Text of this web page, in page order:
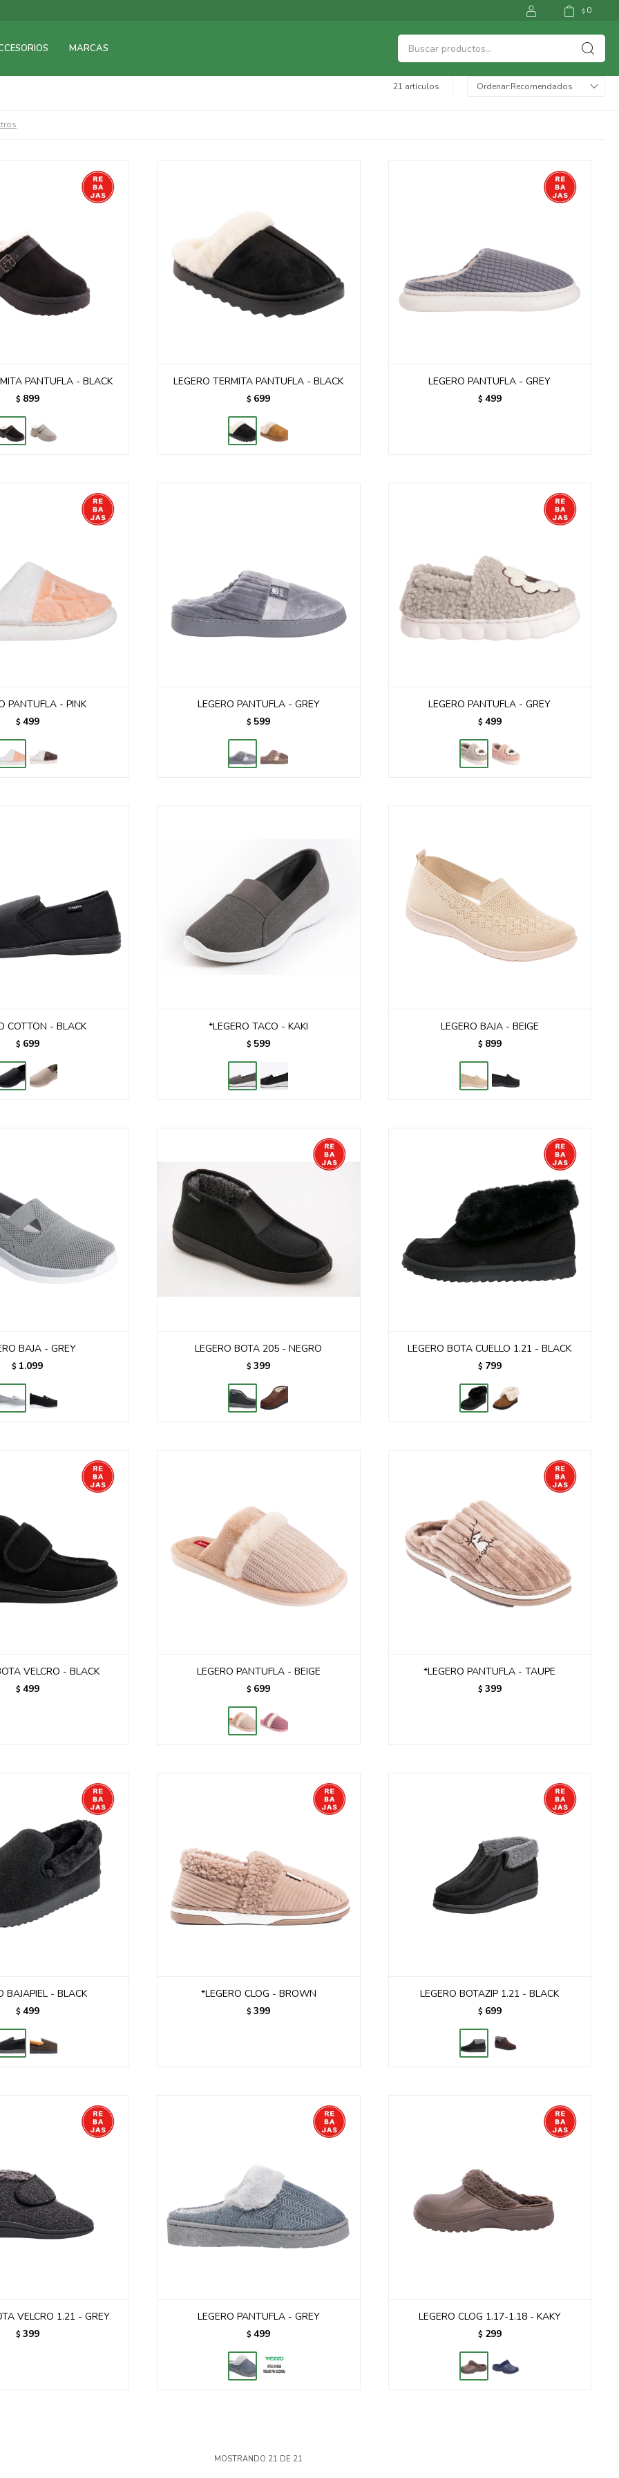
MARCAS
$ 0
21 artículos Recomendados
PANTUFLA - BLACK
$ 899
LEGERO TERMITA PANTUFLA - BLACK
$ 699
LEGERO PANTUFLA - GREY
$ 499
PANTUFLA - PINK
$ 499
LEGERO PANTUFLA - GREY
$ 599
LEGERO PANTUFLA - GREY
$ 499
COTTON - BLACK
$ 699
*LEGERO TACO - KAKI
$ 599
LEGERO BAJA - BEIGE
$ 899
BAJA - GREY
$ 1.099
LEGERO BOTA 205 - NEGRO
$ 399
LEGERO BOTA CUELLO 1.21 - BLACK
$ 799
VELCRO - BLACK
$ 499
LEGERO PANTUFLA - BEIGE
$ 699
*LEGERO PANTUFLA - TAUPE
$ 399
BAJAPIEL - BLACK
$ 499
*LEGERO CLOG - BROWN
$ 399
LEGERO BOTAZIP 1.21 - BLACK
$ 699
VELCRO 1.21 - GREY
$ 399
LEGERO PANTUFLA - GREY
$ 499
LEGERO CLOG 1.17-1.18 - KAKY
$ 299
MOSTRANDO 21 DE 21